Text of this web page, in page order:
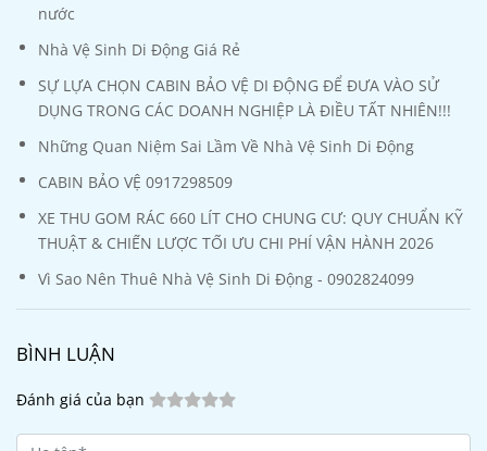
nước
Nhà Vệ Sinh Di Động Giá Rẻ
SỰ LỰA CHỌN CABIN BẢO VỆ DI ĐỘNG ĐỂ ĐƯA VÀO SỬ
DỤNG TRONG CÁC DOANH NGHIỆP LÀ ĐIỀU TẤT NHIÊN!!!
Những Quan Niệm Sai Lầm Về Nhà Vệ Sinh Di Động
CABIN BẢO VỆ 0917298509
XE THU GOM RÁC 660 LÍT CHO CHUNG CƯ: QUY CHUẨN KỸ
THUẬT & CHIẾN LƯỢC TỐI ƯU CHI PHÍ VẬN HÀNH 2026
Vì Sao Nên Thuê Nhà Vệ Sinh Di Động - 0902824099
BÌNH LUẬN
Đánh giá của bạn